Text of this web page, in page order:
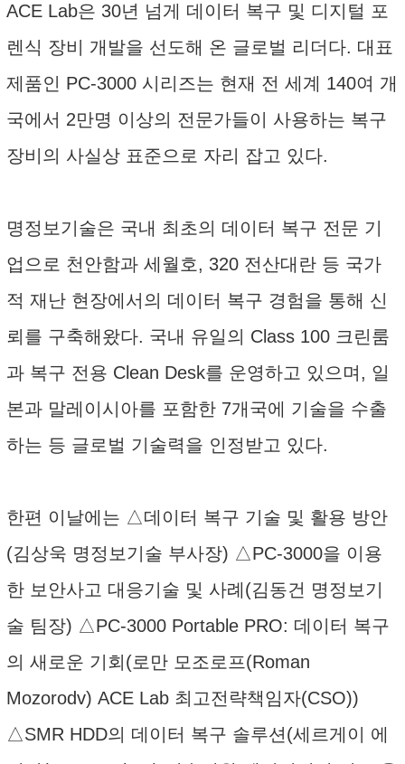
ACE Lab은 30년 넘게 데이터 복구 및 디지털 포
렌식 장비 개발을 선도해 온 글로벌 리더다. 대표
제품인 PC-3000 시리즈는 현재 전 세계 140여 개
국에서 2만명 이상의 전문가들이 사용하는 복구
장비의 사실상 표준으로 자리 잡고 있다.
명정보기술은 국내 최초의 데이터 복구 전문 기
업으로 천안함과 세월호, 320 전산대란 등 국가
적 재난 현장에서의 데이터 복구 경험을 통해 신
뢰를 구축해왔다. 국내 유일의 Class 100 크린룸
과 복구 전용 Clean Desk를 운영하고 있으며, 일
본과 말레이시아를 포함한 7개국에 기술을 수출
하는 등 글로벌 기술력을 인정받고 있다.
한편 이날에는 △데이터 복구 기술 및 활용 방안
(김상욱 명정보기술 부사장) △PC-3000을 이용
한 보안사고 대응기술 및 사례(김동건 명정보기
술 팀장) △PC-3000 Portable PRO: 데이터 복구
의 새로운 기회(로만 모조로프(Roman
Mozorodv) ACE Lab 최고전략책임자(CSO))
△SMR HDD의 데이터 복구 솔루션(세르게이 에